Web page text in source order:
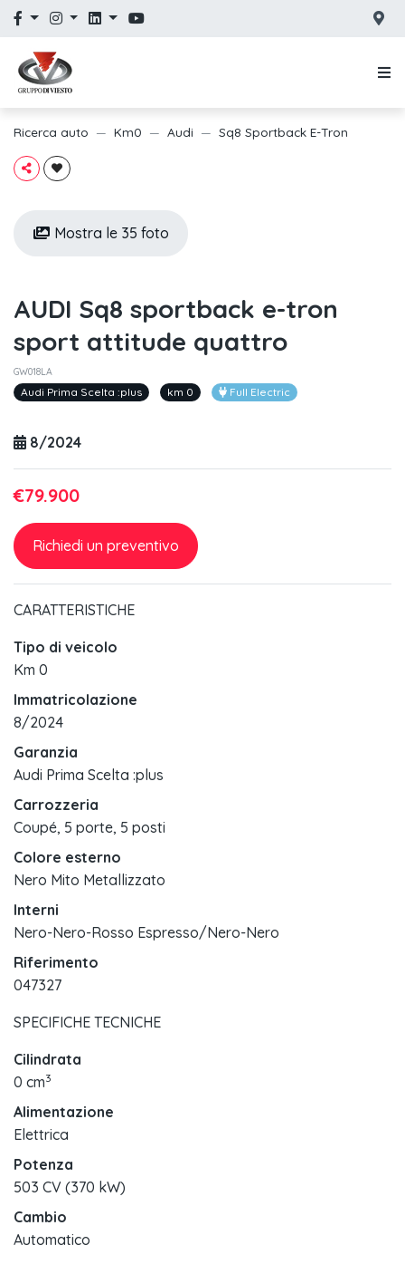
Ricerca auto Km0 Audi Sq8 Sportback E-Tron
Mostra le 35 foto
AUDI Sq8 sportback e-tron
sport attitude quattro
GW018LA
Audi Prima Scelta :plus km 0 Full Electric
8/2024
€79.900
Richiedi un preventivo
CARATTERISTICHE
Tipo di veicolo
Km 0
Immatricolazione
8/2024
Garanzia
Audi Prima Scelta :plus
Carrozzeria
Coupé, 5 porte, 5 posti
Colore esterno
Nero Mito Metallizzato
Interni
Nero-Nero-Rosso Espresso/Nero-Nero
Riferimento
047327
SPECIFICHE TECNICHE
Cilindrata
0 cm3
Alimentazione
Elettrica
Potenza
503 CV (370 kW)
Cambio
Automatico